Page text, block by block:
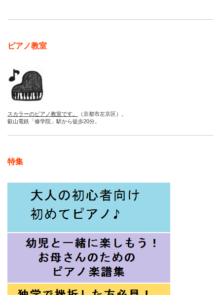
ピアノ教室
スカラーのピアノ教室です。
（京都市左京区）。
叡山電鉄「修学院」駅から徒歩20分。
特集